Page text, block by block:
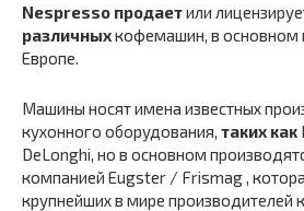
Nespresso продаетили
различныхкофемашин, в основном
Европе.
Машины носят имена известных
кухонного оборудования, таких как
DeLonghi, но в основном
компанией Eugster / Frismag ,
крупнейших в мире производителей